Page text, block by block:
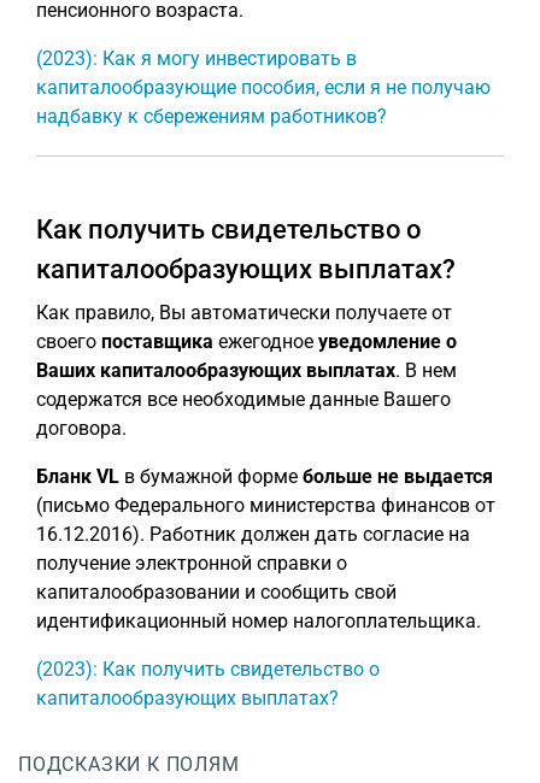
пенсионного возраста.
(2023): Как я могу инвестировать в
капиталообразующие пособия, если я не получаю
надбавку к сбережениям работников?
Как получить свидетельство о
капиталообразующих выплатах?
Как правило, Вы автоматически получаете от
своего поставщика ежегодное уведомление о
Ваших капиталообразующих выплатах. В нем
содержатся все необходимые данные Вашего
договора.
Бланк VL в бумажной форме больше не выдается
(письмо Федерального министерства финансов от
16.12.2016). Работник должен дать согласие на
получение электронной справки о
капиталообразовании и сообщить свой
идентификационный номер налогоплательщика.
(2023): Как получить свидетельство о
капиталообразующих выплатах?
ПОДСКАЗКИ К ПОЛЯМ